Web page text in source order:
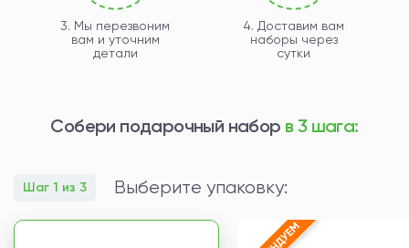
3. Мы перезвоним
вам и уточним
детали
4. Доставим вам
наборы через
сутки
Собери подарочный набор в 3 шага:
Шаг 1 из 3 Выберите упаковку: